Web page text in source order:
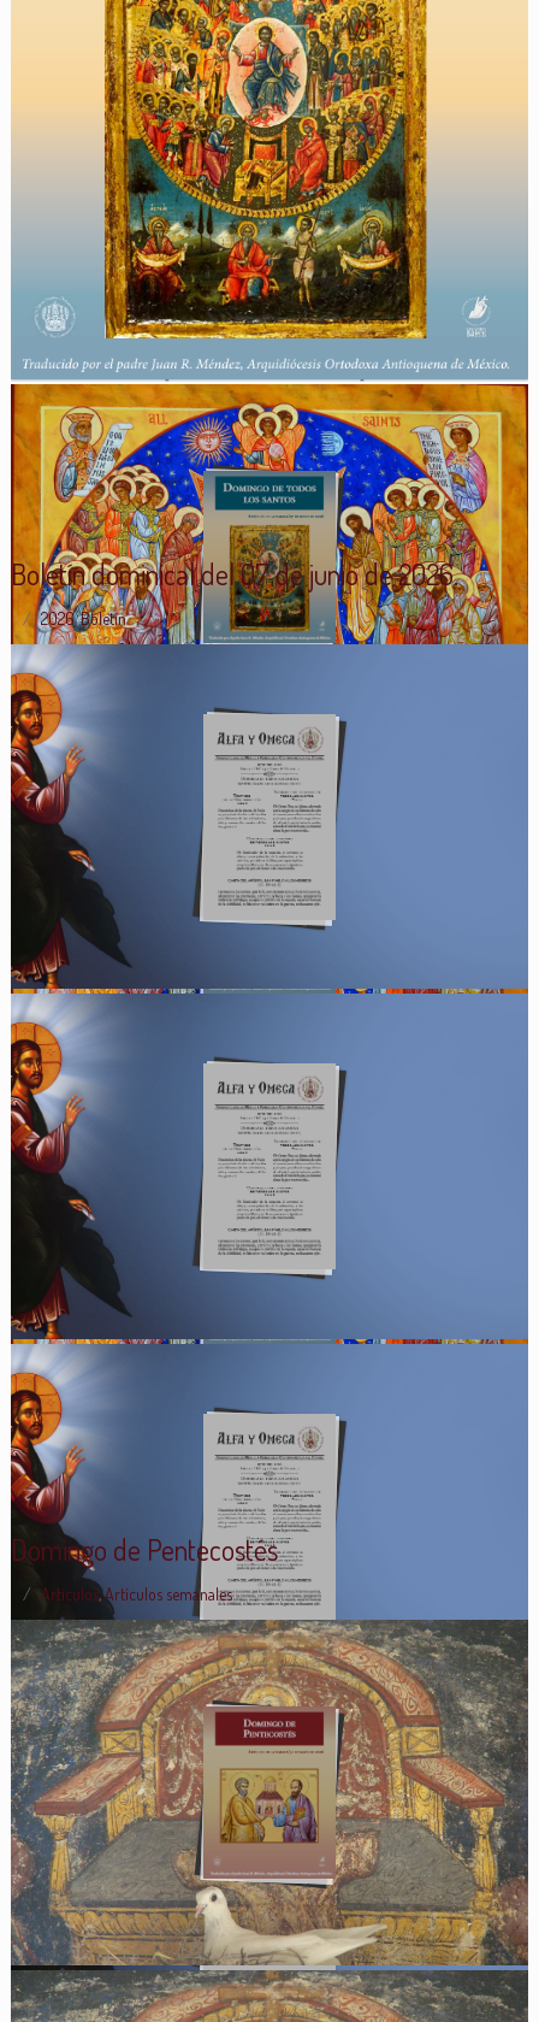
Boletín dominical del 07 de junio de 2026.
2026,Boletín
Domingo de Pentecostés
Artículos,Artículos semanales